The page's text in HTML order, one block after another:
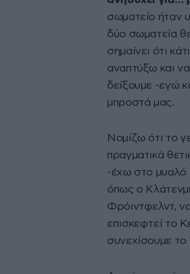
σωµατείο ήταν
δύο σωµατεία
σηµαίνει ότι
αναπτύξω και
δείξουµε -εγώ
µπροστά µας.
Νοµίζω ότι το
πραγµατικά
-έχω στο µυαλό
όπως ο
Φρόιντφελντ,
επισκεφτεί το
συνεχίσουµε το